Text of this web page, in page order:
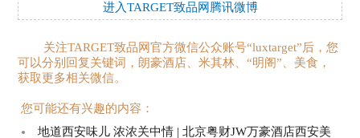
进入TARGET致品网腾讯微博
关注TARGET致品网官方微信公众账号“luxtarget”后，您
可以分别回复关键词，朗豪酒店、米其林、“明阁”、美食，
获取更多相关微信。
您可能还有兴趣的内容：
地道西安味儿 浓浓关中情 | 北京粤财JW万豪酒店西安美